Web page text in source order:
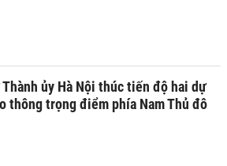
ủy Hà Nội thúc tiến độ hai dự
thông trọng điểm phía Nam Thủ đô